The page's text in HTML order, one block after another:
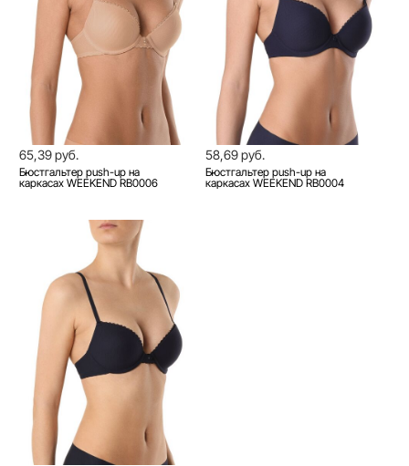
65,39 руб.
Бюстгальтер push-up на
каркасах WEEKEND RB0006
58,69 руб.
Бюстгальтер push-up на
каркасах WEEKEND RB0004